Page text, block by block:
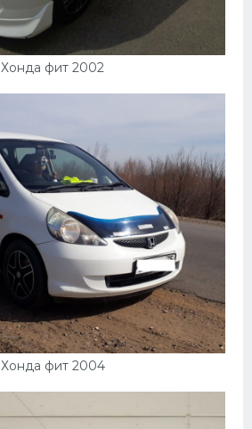
Хонда фит 2002
Хонда фит 2004